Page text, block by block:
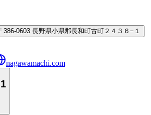
386-0603 長野県小県郡長和町古町２４３６−１
nagawamachi.com
1